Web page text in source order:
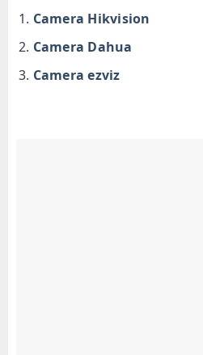
Camera Hikvision
Camera Dahua
Camera ezviz